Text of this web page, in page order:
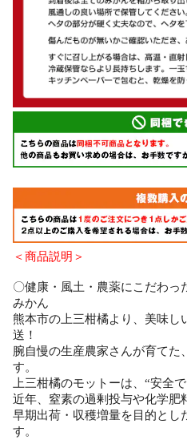
＜商品説明＞
〇健康・風土・農薬にこだわっ
みかん
熊本市の上三柑橘より、美味し
送！
腕自慢の生産農家さんが育て
す。
上三柑橘のモットーは、“安全
近年、窒素の過剰投与や化学肥
早期出荷・収穫増量を目的とし
す。